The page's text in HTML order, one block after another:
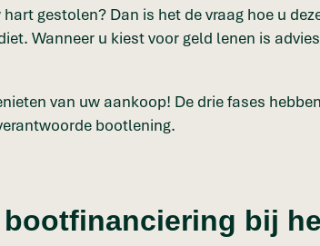
gestolen? Dan is het de vraag hoe u
Wanneer u kiest voor geld lenen is
van uw aankoop! De drie fases
bootlening.
bij